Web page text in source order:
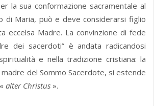
la sua conformazione sacramentale al
di Maria, può e deve considerarsi figlio
eccelsa Madre. La convinzione di fede
dei sacerdoti” è andata radicandosi
e nella tradizione cristiana: la
del Sommo Sacerdote, si estende
alter Christus ».